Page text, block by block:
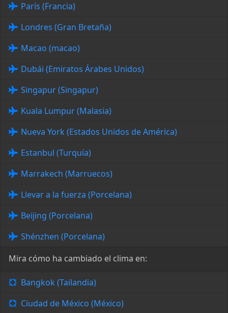
París (Francia)
Londres (Gran Bretaña)
Macao (macao)
Dubái (Emiratos Árabes Unidos)
Singapur (Singapur)
Kuala Lumpur (Malasia)
Nueva York (Estados Unidos de América)
Estanbul (Turquía)
Marrakech (Marruecos)
Llevar a la fuerza (Porcelana)
Beijing (Porcelana)
Shénzhen (Porcelana)
Mira cómo ha cambiado el clima en:
Bangkok (Tailandia)
Ciudad de México (México)